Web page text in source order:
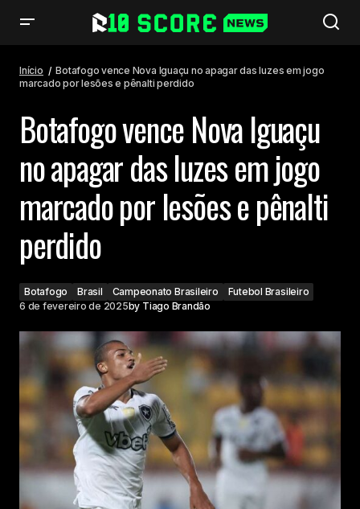
lesões e pênalti perdido
Início
Botafogo vence Nova Iguaçu no apagar das luzes em jogo
marcado por lesões e pênalti perdido
Botafogo vence Nova Iguaçu
no apagar das luzes em jogo
marcado por lesões e pênalti
perdido
Botafogo Brasil Campeonato Brasileiro
Futebol Brasileiro
6 de fevereiro de 2025by Tiago Brandão